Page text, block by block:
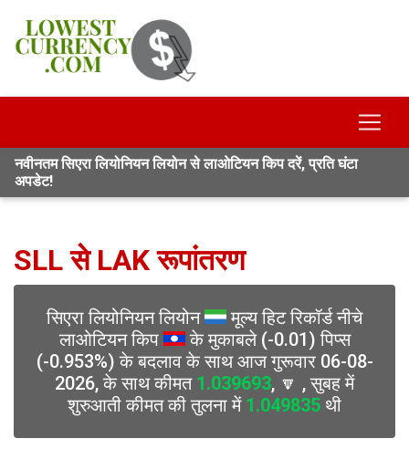
नवीनतम सिएरा लियोनियन लियोन से लाओटियन किप दरें, प्रति घंटा
अपडेट!
SLL से LAK रूपांतरण
सिएरा लियोनियन लियोन
मूल्य हिट रिकॉर्ड नीचे
लाओटियन किप
के मुकाबले (-0.01) पिप्स
(-0.953%) के बदलाव के साथ आज गुरूवार 06-08-
2026, के साथ कीमत 1.039693, 🔽 , सुबह में
शुरुआती कीमत की तुलना में 1.049835 थी